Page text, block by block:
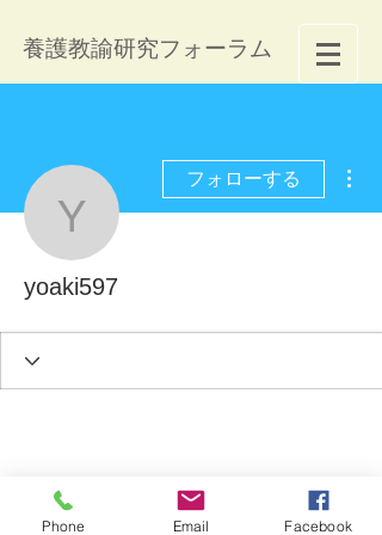
養護教諭研究フォーラム
yoaki597
フォローする
yoaki597
Phone Email Facebook